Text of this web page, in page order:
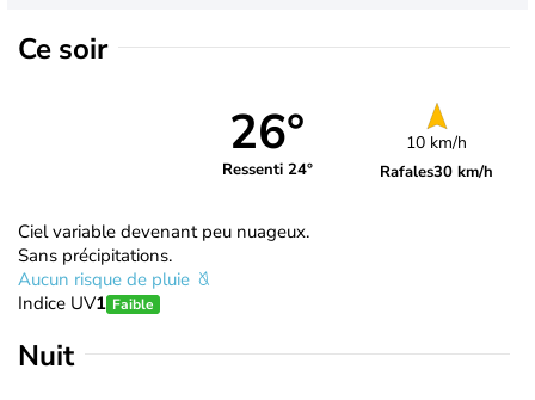
Ce soir
26°
Ressenti 24°
10 km/h
Rafales30 km/h
Ciel variable devenant peu nuageux.
Sans précipitations.
Aucun risque de pluie
Indice UV1 Faible
Nuit